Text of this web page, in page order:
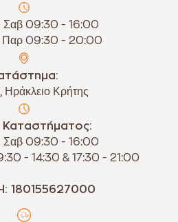
Σαβ 09:30 - 16:00
Παρ 09:30 - 20:00
Ηράκλειο Κρήτης
Καταστήματος:
Σαβ 09:30 - 16:00
- 14:30 & 17:30 - 21:00
180155627000